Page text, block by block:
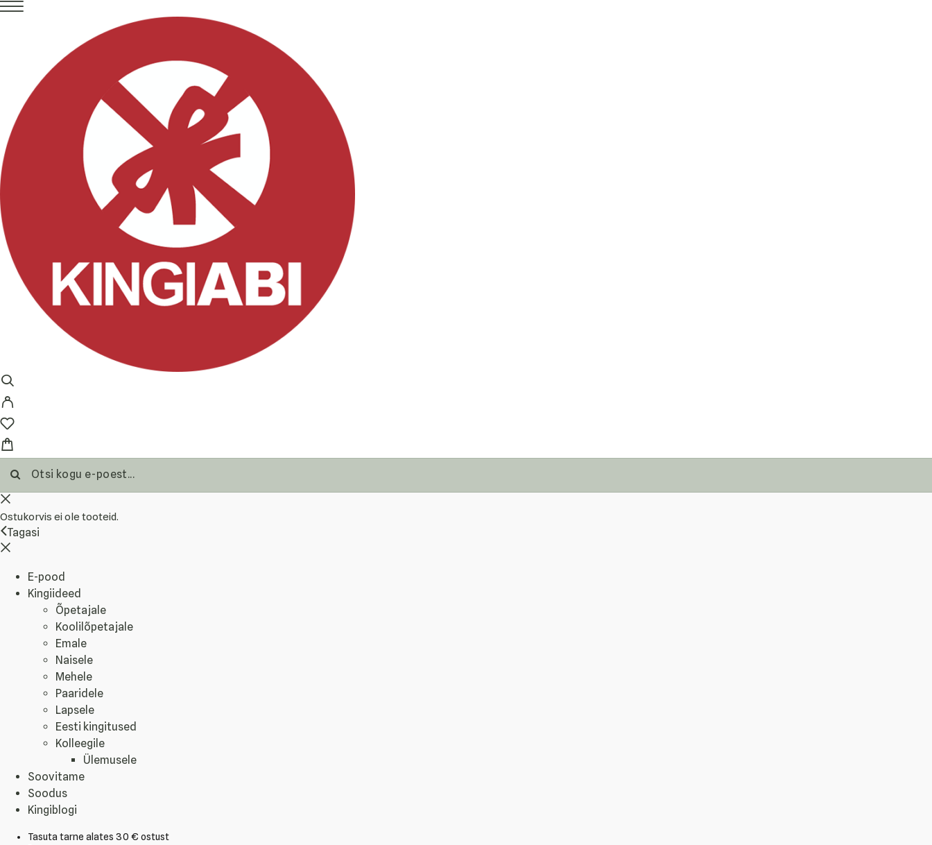
Ostukorvis ei ole tooteid.
Tagasi
E-pood
Kingiideed
Õpetajale
Koolilõpetajale
Emale
Naisele
Mehele
Paaridele
Lapsele
Eesti kingitused
Kolleegile
Ülemusele
Soovitame
Soodus
Kingiblogi
Tasuta tarne alates 30 € ostust